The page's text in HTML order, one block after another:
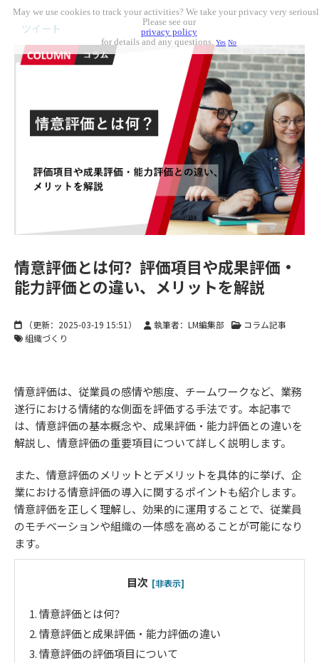
ツイート
情意評価とは何？評価項目や成果評価・
能力評価との違い、メリットを解説
（更新： 2025-03-19 15:51 ） 執筆者：LM編集部
コラム記事
組織づくり
情意評価は、従業員の感情や態度、チームワークなど、業務
遂行における情緒的な側面を評価する手法です。本記事で
は、情意評価の基本概念や、成果評価・能力評価との違いを
解説し、情意評価の重要項目について詳しく説明します。
また、情意評価のメリットとデメリットを具体的に挙げ、企
業における情意評価の導入に関するポイントも紹介します。
情意評価を正しく理解し、効果的に運用することで、従業員
のモチベーションや組織の一体感を高めることが可能になり
ます。
目次 [非表示]
1.情意評価とは何？
2.情意評価と成果評価・能力評価の違い
3.情意評価の評価項目について
May we use cookies to track your activities? We take your privacy very
Please see our
privacy policy
for details and any questions.Yes No